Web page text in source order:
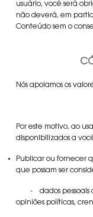
usuário, você será
não deverá, em
Conteúdo sem o
Nós apoiamos os
Por este motivo, ao
disponibilizados a
Publicar ou fornecer
que possam ser
- dados pessoais
opiniões políticas,